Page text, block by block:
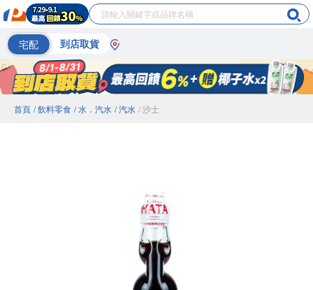
宅配 到店取貨
首頁 / 飲料零食 / 水．汽水 / 汽水 / 沙士